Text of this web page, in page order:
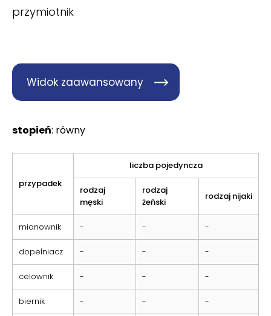
przymiotnik
Widok zaawansowany
stopień: równy
przypadek
liczba pojedyncza
rodzaj
męski
rodzaj
żeński
rodzaj nijaki
mianownik - - -
dopełniacz - - -
celownik - - -
biernik - - -